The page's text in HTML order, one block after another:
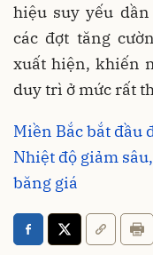
hiệu suy yếu
các đợt tăng
xuất hiện, khiến
duy trì ở mức rất
Miền Bắc bắt đầu
Nhiệt độ giảm
băng giá